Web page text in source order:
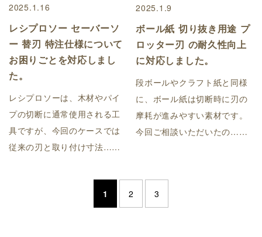
2025.1.16
レシプロソー セーバーソ
ー 替刃 特注仕様について
お困りごとを対応しまし
た。
レシプロソーは、木材やパイ
プの切断に通常使用される工
具ですが、今回のケースでは
従来の刃と取り付け寸法……
2025.1.9
ボール紙 切り抜き用途 プ
ロッター刃 の耐久性向上
に対応しました。
段ボールやクラフト紙と同様
に、ボール紙は切断時に刃の
摩耗が進みやすい素材です。
今回ご相談いただいたの……
1 2 3